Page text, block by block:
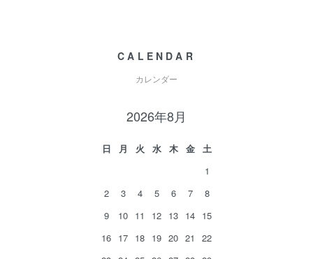
CALENDAR
カレンダー
2026年8月
日 月 火 水 木 金
土
1
2
3 4 5 6 7
8
9
10 11 12 13 14 15
16 17 18 19 20 21
22